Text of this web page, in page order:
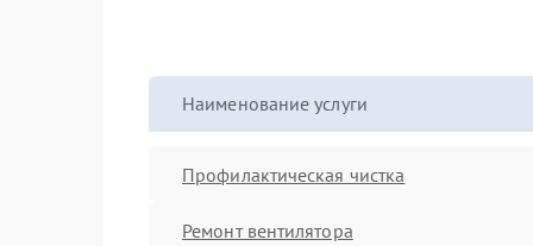
Наименование услуги
Профилактическая чистка
Ремонт вентилятора